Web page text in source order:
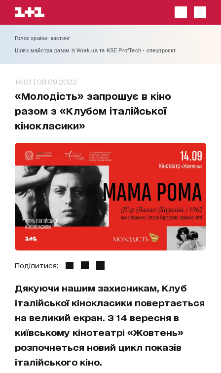
Голос країни: кастинг
Шлях майстра разом із Work.ua та KSE ProfTech - спецпроєкт
14:01 | 08.09.2022
«Молодість» запрошує в кіно
разом з «Клубом італійської
кінокласики»
Поділитися:
Дякуючи нашим захисникам, Клуб
італійської кінокласики повертається
на великий екран. З 14 вересня в
київському кінотеатрі «Жовтень»
розпочнеться новий цикл показів
італійського кіно.